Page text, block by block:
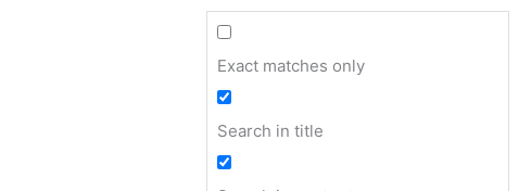
Exact matches only
Search in title